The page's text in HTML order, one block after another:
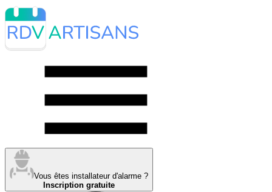
Vous êtes installateur d'alarme ?
Inscription gratuite